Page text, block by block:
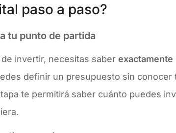
paso a paso?
tu punto de partida
invertir, necesitas saber exactamente
definir un presupuesto sin conocer
te permitirá saber cuánto puedes